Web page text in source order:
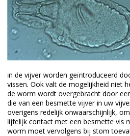
in de vijver worden geïntroduceerd
vissen. Ook valt de mogelijkheid niet
de worm wordt overgebracht door
die van een besmette vijver in uw
overigens redelijk onwaarschijnlijk,
lijfelijk contact met een besmette vis
worm moet vervolgens bij stom